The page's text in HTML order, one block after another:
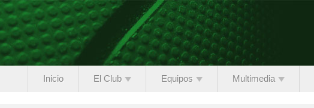
Inicio El Club Equipos Multimedia